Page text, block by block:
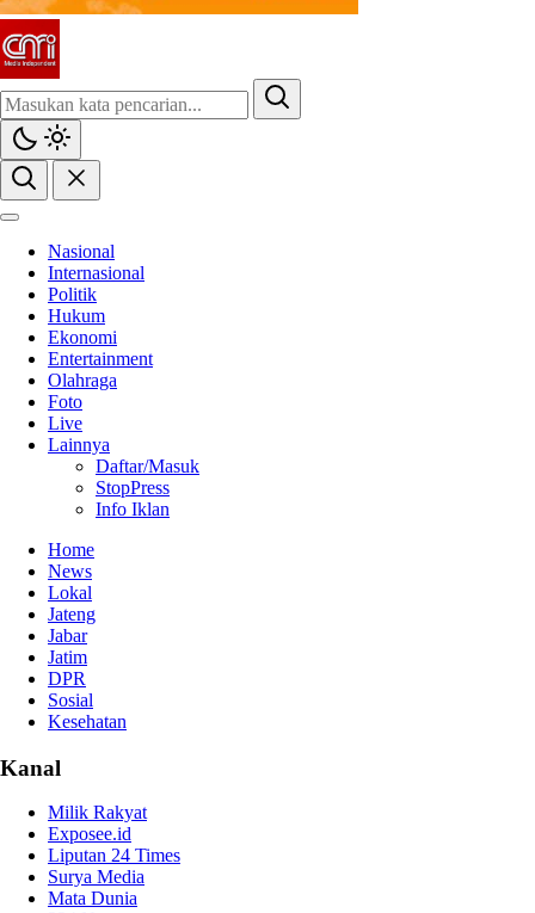
CMI News
Berani, Integritas dan Loyalitas
Nasional
Internasional
Politik
Hukum
Ekonomi
Entertainment
Olahraga
Foto
Live
Lainnya
Daftar/Masuk
StopPress
Info Iklan
Home
News
Lokal
Jateng
Jabar
Jatim
DPR
Sosial
Kesehatan
Kanal
Milik Rakyat
Exposee.id
Liputan 24 Times
Surya Media
Mata Dunia